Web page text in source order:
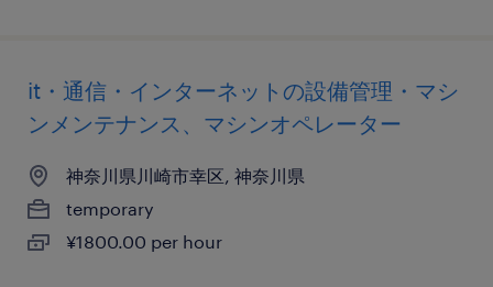
it・通信・インターネットの設備管理・マシ
ンメンテナンス、マシンオペレーター
神奈川県川崎市幸区, 神奈川県
temporary
¥1800.00 per hour